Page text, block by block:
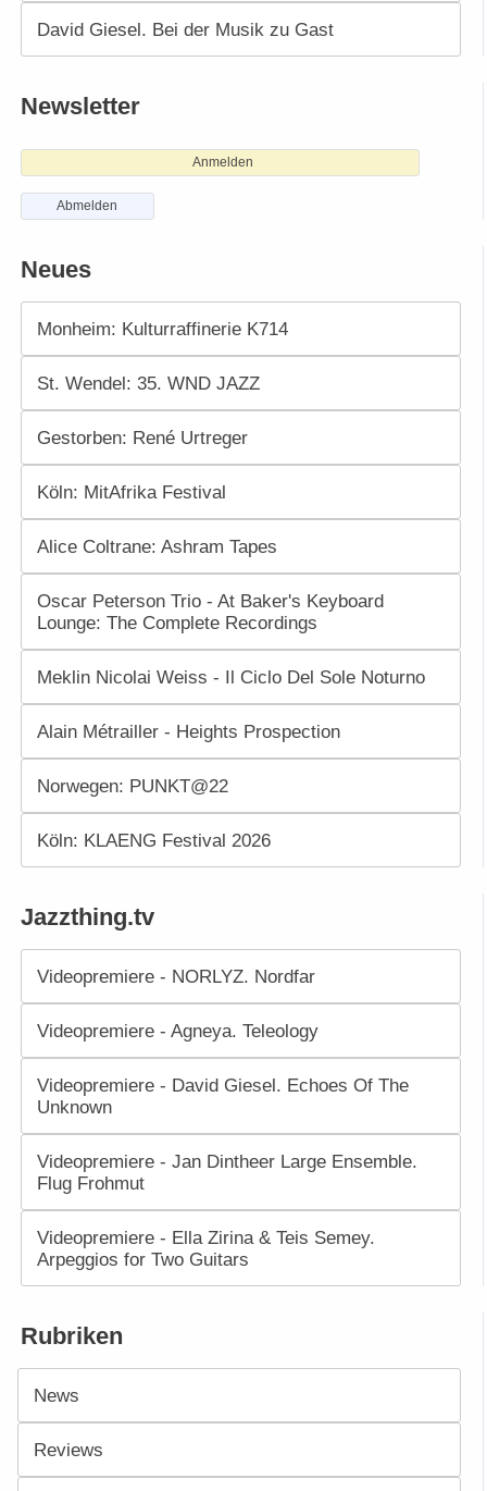
David Giesel. Bei der Musik zu Gast
Newsletter
Anmelden
Abmelden
Neues
Monheim: Kulturraffinerie K714
St. Wendel: 35. WND JAZZ
Gestorben: René Urtreger
Köln: MitAfrika Festival
Alice Coltrane: Ashram Tapes
Oscar Peterson Trio - At Baker's Keyboard
Lounge: The Complete Recordings
Meklin Nicolai Weiss - Il Ciclo Del Sole Noturno
Alain Métrailler - Heights Prospection
Norwegen: PUNKT@22
Köln: KLAENG Festival 2026
Jazzthing.tv
Videopremiere - NORLYZ. Nordfar
Videopremiere - Agneya. Teleology
Videopremiere - David Giesel. Echoes Of The
Unknown
Videopremiere - Jan Dintheer Large Ensemble.
Flug Frohmut
Videopremiere - Ella Zirina & Teis Semey.
Arpeggios for Two Guitars
Rubriken
News
Reviews